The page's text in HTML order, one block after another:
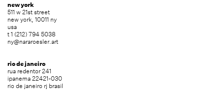
new york
511 w 21st street
new york, 10011 ny
usa
t 1 (212) 794 5038
ny@nararoesler.art
rio de janeiro
rua redentor 241
ipanema 22421-030
rio de janeiro rj brasil